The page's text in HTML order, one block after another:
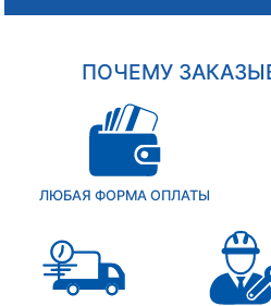
ПОЧЕМУ
ЛЮБАЯ ФОРМА ОПЛАТЫ